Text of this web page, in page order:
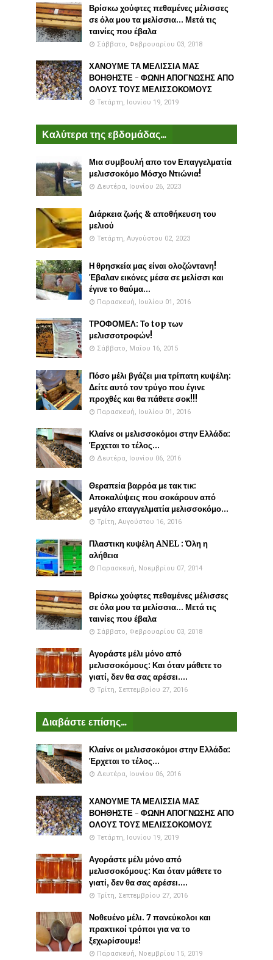
Βρίσκω χούφτες πεθαμένες μέλισσες
σε όλα μου τα μελίσσια... Μετά τις
ταινίες που έβαλα
Σάββατο, Φεβρουαρίου 03, 2018
ΧΑΝΟΥΜΕ ΤΑ ΜΕΛΙΣΣΙΑ ΜΑΣ
ΒΟΗΘΗΣΤΕ - ΦΩΝΗ ΑΠΟΓΝΩΣΗΣ ΑΠΟ
ΟΛΟΥΣ ΤΟΥΣ ΜΕΛΙΣΣΟΚΟΜΟΥΣ
Τετάρτη, Ιουνίου 19, 2019
Καλύτερα της εβδομάδας...
Μια συμβουλή απο τον Επαγγελματία
μελισσοκόμο Μόσχο Ντιώνια!
Δευτέρα, Ιουνίου 26, 2023
Διάρκεια ζωής & αποθήκευση του
μελιού
Τετάρτη, Αυγούστου 02, 2023
Η θρησκεία μας είναι ολοζώντανη!
Έβαλαν εικόνες μέσα σε μελίσσι και
έγινε το θαύμα...
Παρασκευή, Ιουλίου 01, 2016
ΤΡΟΦΟΜΕΛ: Το top των
μελισσοτροφών!
Σάββατο, Μαΐου 16, 2015
Πόσο μέλι βγάζει μια τρίπατη κυψέλη:
Δείτε αυτό τον τρύγο που έγινε
προχθές και θα πάθετε σοκ!!!
Παρασκευή, Ιουλίου 01, 2016
Κλαίνε οι μελισσοκόμοι στην Ελλάδα:
Έρχεται το τέλος...
Δευτέρα, Ιουνίου 06, 2016
Θεραπεία βαρρόα με τακ τικ:
Αποκαλύψεις που σοκάρουν από
μεγάλο επαγγελματία μελισσοκόμο...
Τρίτη, Αυγούστου 16, 2016
Πλαστικη κυψέλη ANEL : Όλη η
αλήθεια
Παρασκευή, Νοεμβρίου 07, 2014
Βρίσκω χούφτες πεθαμένες μέλισσες
σε όλα μου τα μελίσσια... Μετά τις
ταινίες που έβαλα
Σάββατο, Φεβρουαρίου 03, 2018
Αγοράστε μέλι μόνο από
μελισσοκόμους: Και όταν μάθετε το
γιατί, δεν θα σας αρέσει....
Τρίτη, Σεπτεμβρίου 27, 2016
Διαβάστε επίσης...
Κλαίνε οι μελισσοκόμοι στην Ελλάδα:
Έρχεται το τέλος...
Δευτέρα, Ιουνίου 06, 2016
ΧΑΝΟΥΜΕ ΤΑ ΜΕΛΙΣΣΙΑ ΜΑΣ
ΒΟΗΘΗΣΤΕ - ΦΩΝΗ ΑΠΟΓΝΩΣΗΣ ΑΠΟ
ΟΛΟΥΣ ΤΟΥΣ ΜΕΛΙΣΣΟΚΟΜΟΥΣ
Τετάρτη, Ιουνίου 19, 2019
Αγοράστε μέλι μόνο από
μελισσοκόμους: Και όταν μάθετε το
γιατί, δεν θα σας αρέσει....
Τρίτη, Σεπτεμβρίου 27, 2016
Νοθευένο μέλι. 7 πανεύκολοι και
πρακτικοί τρόποι για να το
ξεχωρίσουμε!
Παρασκευή, Νοεμβρίου 15, 2019